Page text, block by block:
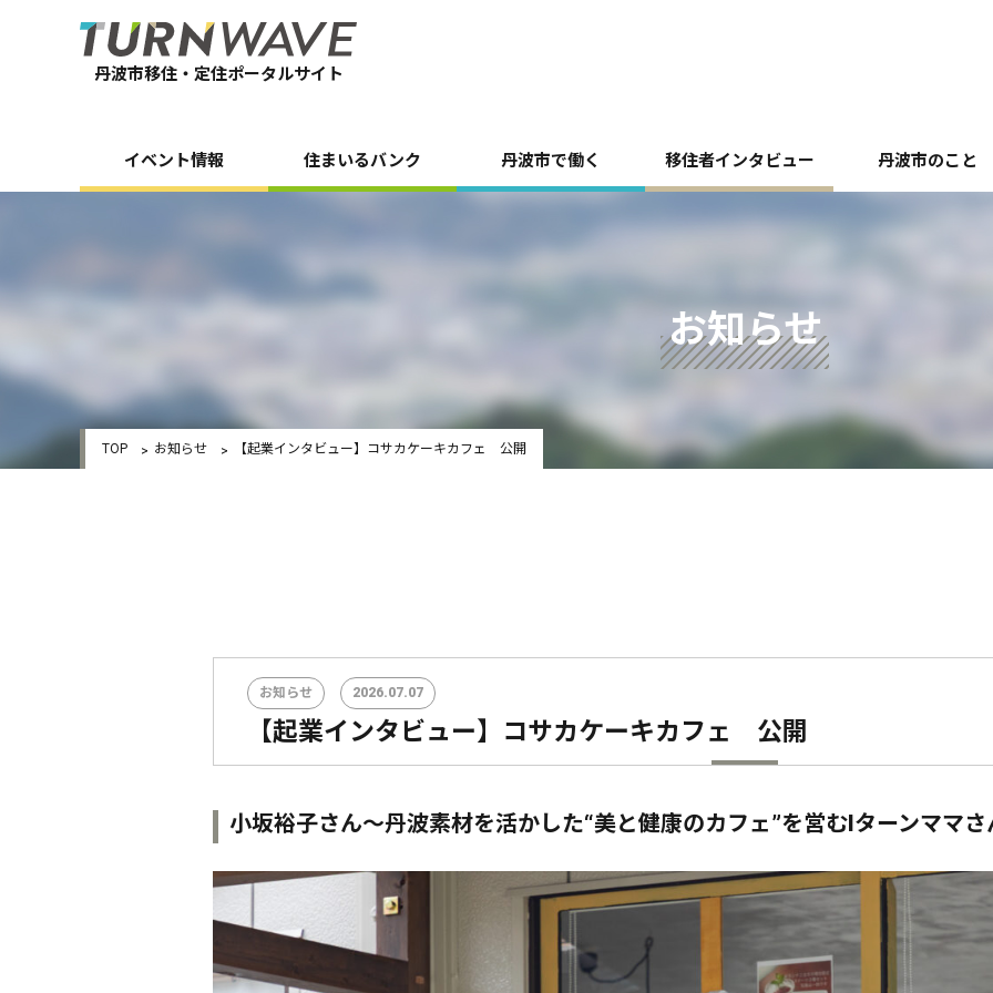
丹波市移住・定住ポータルサイト
イベント情報 住まいるバンク 丹波市で働く 移住者インタビュー 丹波市のこと
お知らせ
TOP お知らせ 【起業インタビュー】コサカケーキカフェ 公開
お知らせ 2026.07.07
【起業インタビュー】コサカケーキカフェ 公開
小坂裕子さん～丹波素材を活かした“美と健康のカフェ”を営むIターンママさ